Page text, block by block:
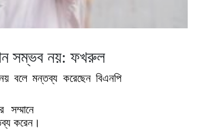
সম্ভব নয়: ফখরুল
বলে মন্তব্য করেছেন বিএনপি
সম্মানে
করেন।